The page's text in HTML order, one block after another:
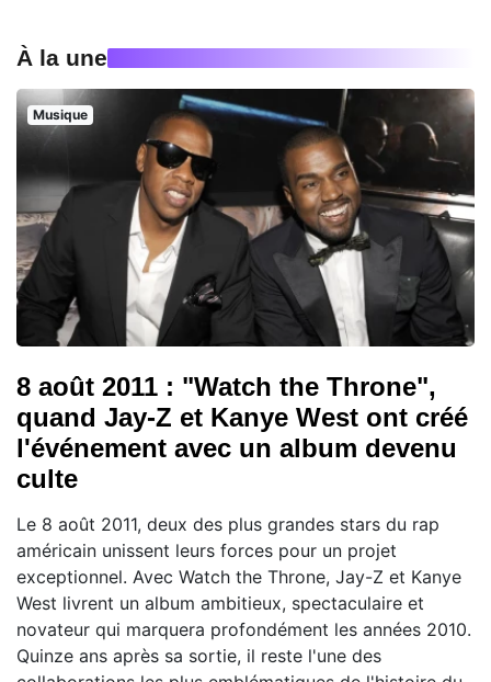
À la une
Musique
8 août 2011 : "Watch the Throne",
quand Jay-Z et Kanye West ont créé
l'événement avec un album devenu
culte
Le 8 août 2011, deux des plus grandes stars du rap
américain unissent leurs forces pour un projet
exceptionnel. Avec Watch the Throne, Jay-Z et Kanye
West livrent un album ambitieux, spectaculaire et
novateur qui marquera profondément les années 2010.
Quinze ans après sa sortie, il reste l'une des